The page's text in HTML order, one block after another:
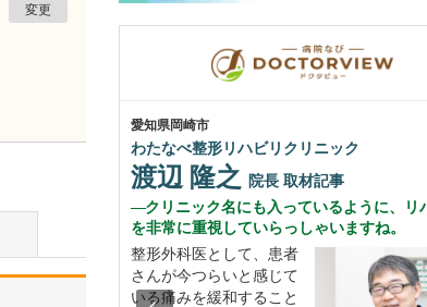
変更
愛知県岡崎市
わたなべ整形リハビリクリニック
渡辺 隆之 院長 取材記事
クリニック名にも入っているように、リ
を非常に重視していらっしゃいますね。
整形外科医として、患者
さんが今つらいと感じて
いる痛みを緩和すること